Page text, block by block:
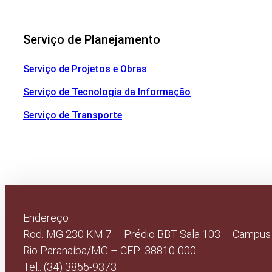
Serviço de Planejamento
Serviço de Projetos e Obras
Serviço de Tecnologia da Informação
Serviço de Transporte
Endereço
Rod. MG 230 KM 7 – Prédio BBT Sala 103 –
Rio Paranaíba/MG – CEP: 38810-000
Tel.: (34) 3855-9373